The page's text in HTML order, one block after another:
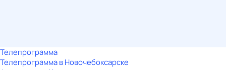
Телепрограмма
Телепрограмма в Новочебоксарске